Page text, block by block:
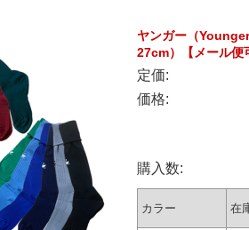
ヤンガー（
27cm）【メール便
定価:
価格:
購入数:
カラー 在